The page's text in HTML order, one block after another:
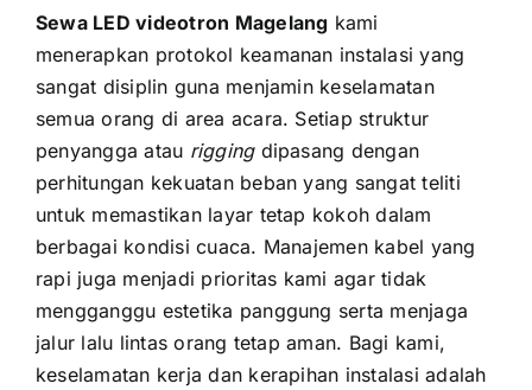
Sewa LED videotron Magelang kami
menerapkan protokol keamanan instalasi yang
sangat disiplin guna menjamin keselamatan
semua orang di area acara. Setiap struktur
penyangga atau riggingdipasang dengan
perhitungan kekuatan beban yang sangat teliti
untuk memastikan layar tetap kokoh dalam
berbagai kondisi cuaca. Manajemen kabel yang
rapi juga menjadi prioritas kami agar tidak
mengganggu estetika panggung serta menjaga
jalur lalu lintas orang tetap aman. Bagi kami,
keselamatan kerja dan kerapihan instalasi adalah